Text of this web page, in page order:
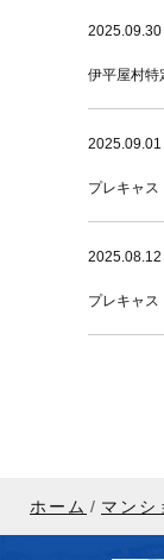
2025.09.30
伊平屋村特
2025.09.01
プレキャ
2025.08.12
プレキャ
ホーム マンシ